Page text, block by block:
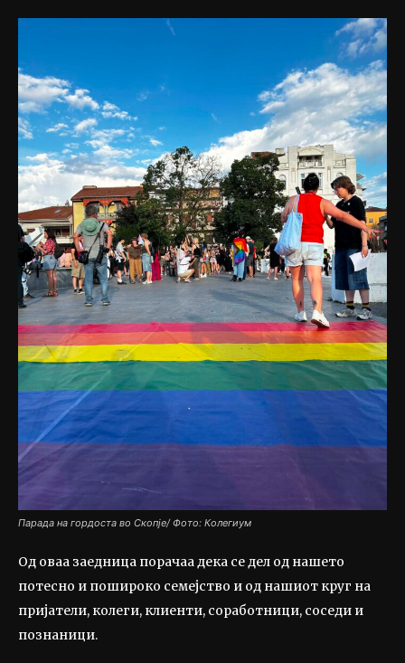
Парада на гордоста во Скопје/ Фото: Колегиум
Од оваа заедница порачаа дека се дел од нашето
потесно и пошироко семејство и од нашиот круг на
пријатели, колеги, клиенти, соработници, соседи и
познаници.